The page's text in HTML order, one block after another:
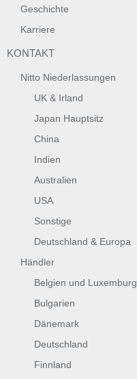
Geschichte
Karriere
KONTAKT
Nitto Niederlassungen
UK & Irland
Japan Hauptsitz
China
Indien
Australien
USA
Sonstige
Deutschland & Europa
Händler
Belgien und Luxemburg
Bulgarien
Dänemark
Deutschland
Finnland